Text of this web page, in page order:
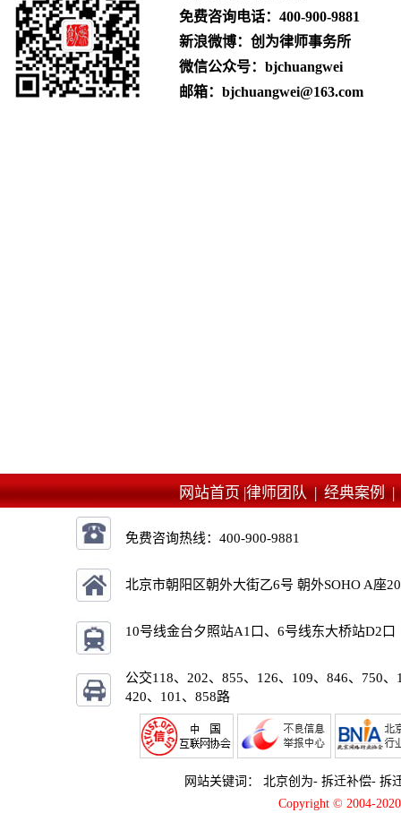
免费咨询电话： 400-900-9881
新浪微博：创为律师事务所
微信公众号：bjchuangwei
邮箱：bjchuangwei@163.com
网站首页 |律师团队 |经典案例
免费咨询热线：400-900-9881
北京市朝阳区朝外大街乙6号 朝外SOHO A座
10号线金台夕照站A1口、6号线东大桥站D2口
公交118、202、855、126、109、846、750、
420、101、858路
网站关键词： 北京创为- 拆迁补偿- 拆
Copyright © 2004-